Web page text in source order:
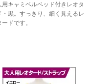
用キャミベルベッド付きレオタ
・黒。すっきり、細く見えるレ
ードです。